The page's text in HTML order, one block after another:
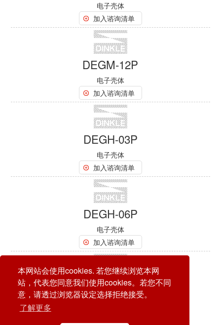
本网站会使用cookies. 若您继续浏览本网
站，代表您同意我们使用cookies。若您不同
意，请透过浏览器设定选择拒绝接受。
了解更多
电子壳体
加入谘询清单
DEGM-12P
电子壳体
加入谘询清单
DEGH-03P
电子壳体
加入谘询清单
DEGH-06P
电子壳体
加入谘询清单
DMUG-22